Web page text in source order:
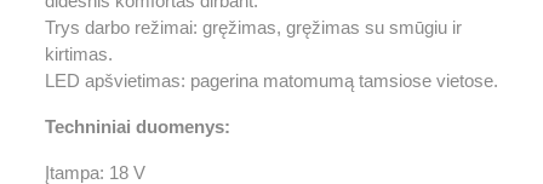
Trys darbo režimai: gręžimas, gręžimas su smūgiu ir
kirtimas.
LED apšvietimas: pagerina matomumą tamsiose vietose.
Techniniai duomenys:
Įtampa: 18 V